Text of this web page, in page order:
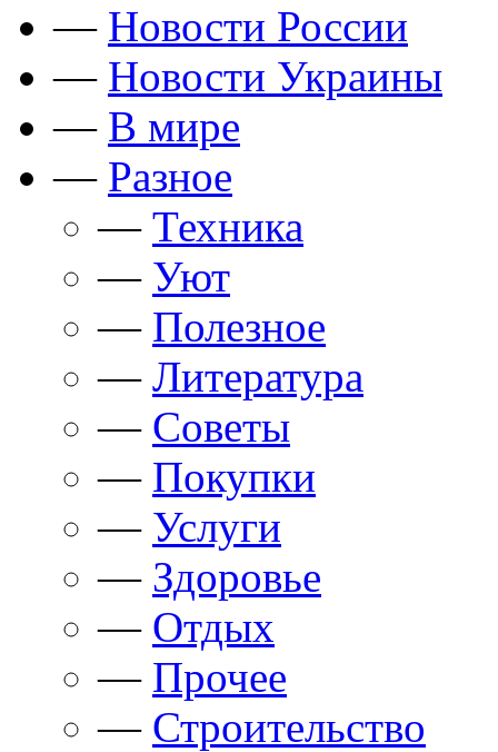
— Новости России
— Новости Украины
— В мире
— Разное
— Техника
— Уют
— Полезное
— Литература
— Советы
— Покупки
— Услуги
— Здоровье
— Отдых
— Прочее
— Строительство